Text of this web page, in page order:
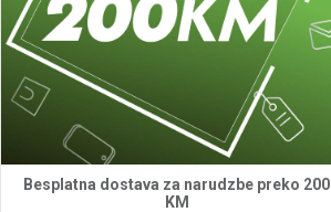
Besplatna dostava za narudzbe preko 200
KM
Villager